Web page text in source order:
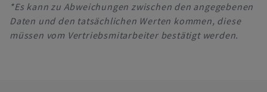
*Es kann zu Abweichungen zwischen den angegebenen
Daten und den tatsächlichen Werten kommen, diese
müssen vom Vertriebsmitarbeiter bestätigt werden.